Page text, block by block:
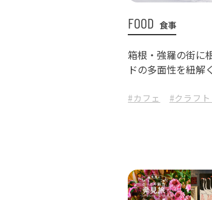
FOOD 食事
箱根・強羅の街に
ドの多面性を紐解く
#カフェ #クラフ